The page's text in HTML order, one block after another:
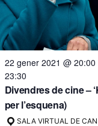
22 gener 2021 @ 20:00
23:30
Divendres de cine –
per l’esquena)
SALA VIRTUAL DE